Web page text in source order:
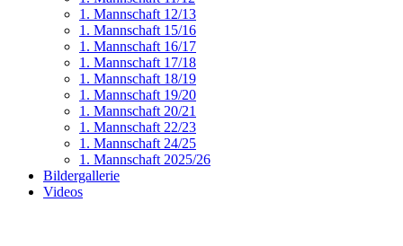
1. Mannschaft 12/13
1. Mannschaft 15/16
1. Mannschaft 16/17
1. Mannschaft 17/18
1. Mannschaft 18/19
1. Mannschaft 19/20
1. Mannschaft 20/21
1. Mannschaft 22/23
1. Mannschaft 24/25
1. Mannschaft 2025/26
Bildergallerie
Videos